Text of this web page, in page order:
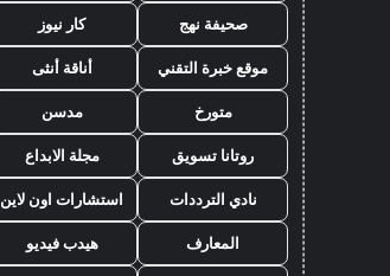
صحيفة نهج كار نيوز
موقع خبرة التقني أناقة أنثى
متورخ مدسن
روتانا تسويق مجلة الابداع
نادي الترددات استشارات اون لاين
المعارف هيدب فيديو